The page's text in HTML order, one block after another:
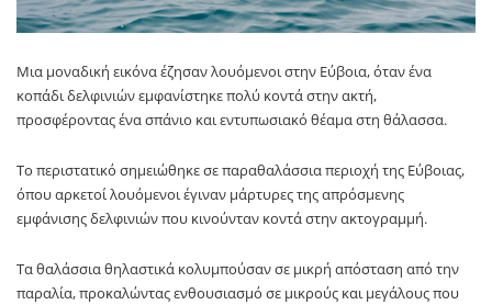
Μια μοναδική εικόνα έζησαν λουόμενοι στην Εύβοια, όταν ένα
κοπάδι δελφινιών εμφανίστηκε πολύ κοντά στην ακτή,
προσφέροντας ένα σπάνιο και εντυπωσιακό θέαμα στη θάλασσα.
Το περιστατικό σημειώθηκε σε παραθαλάσσια περιοχή της Εύβοιας,
όπου αρκετοί λουόμενοι έγιναν μάρτυρες της απρόσμενης
εμφάνισης δελφινιών που κινούνταν κοντά στην ακτογραμμή.
Τα θαλάσσια θηλαστικά κολυμπούσαν σε μικρή απόσταση από την
παραλία, προκαλώντας ενθουσιασμό σε μικρούς και μεγάλους που